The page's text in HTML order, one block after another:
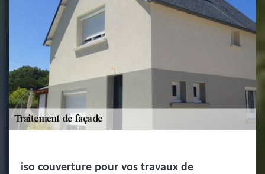
iso couverture pour vos travaux de